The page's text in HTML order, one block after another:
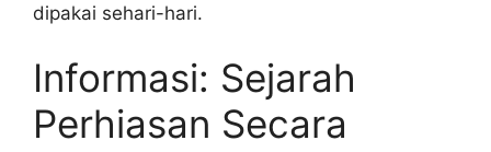
dipakai sehari-hari.
Informasi: Sejarah
Perhiasan Secara